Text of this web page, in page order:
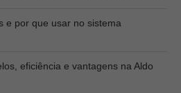
e por que usar no sistema
eficiência e vantagens na Aldo